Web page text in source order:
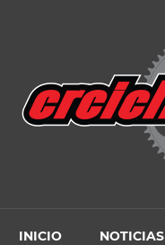
INICIO NOTICIAS